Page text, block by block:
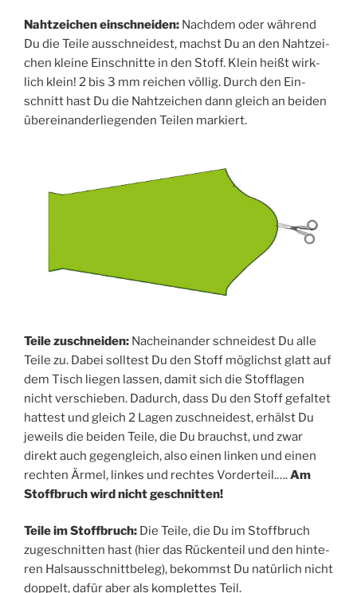
Naht­zei­chen ein­schnei­den: Nach­dem oder wäh­rend
Du die Tei­le aus­schnei­dest, machst Du an den Naht­zei­
chen klei­ne Ein­schnit­te in den Stoff. Klein heißt wirk­
lich klein! 2 bis 3 mm rei­chen völ­lig. Durch den Ein­
schnitt hast Du die Naht­zei­chen dann gleich an bei­den
über­ein­an­der­lie­gen­den Tei­len markiert.
Tei­le zuschnei­den: Nach­ein­an­der schnei­dest Du alle
Tei­le zu. Dabei soll­test Du den Stoff mög­lichst glatt auf
dem Tisch lie­gen las­sen, damit sich die Stoff­la­gen
nicht ver­schie­ben. Dadurch, dass Du den Stoff gefal­tet
hat­test und gleich 2 Lagen zuschnei­dest, erhälst Du
jeweils die bei­den Tei­le, die Du brauchst, und zwar
direkt auch gegen­gleich, also einen lin­ken und einen
rech­ten Ärmel, lin­kes und rech­tes Vor­der­teil.….Am
Stoff­bruch wird nicht geschnitten!
Tei­le im Stoff­bruch: Die Tei­le, die Du im Stoff­bruch
zuge­schnit­ten hast (hier das Rücken­teil und den hin­te­
ren Hals­aus­schnitt­be­leg), bekommst Du natür­lich nicht
dop­pelt, dafür aber als kom­plet­tes Teil.